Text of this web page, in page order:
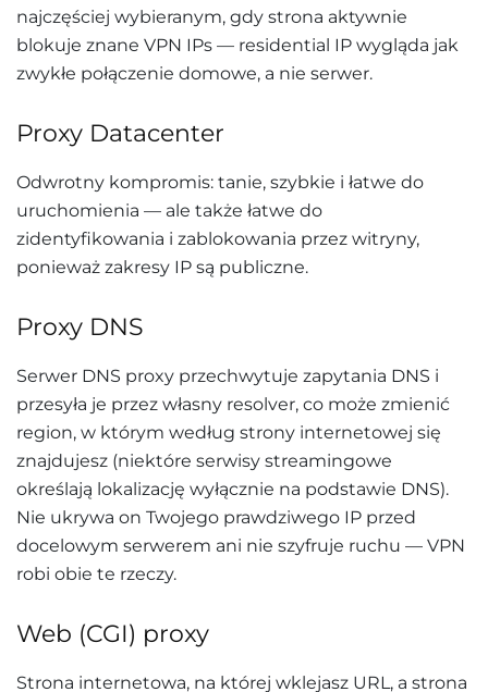
najczęściej wybieranym, gdy strona aktywnie
blokuje znane VPN IPs — residential IP wygląda jak
zwykłe połączenie domowe, a nie serwer.
Proxy Datacenter
Odwrotny kompromis: tanie, szybkie i łatwe do
uruchomienia — ale także łatwe do
zidentyfikowania i zablokowania przez witryny,
ponieważ zakresy IP są publiczne.
Proxy DNS
Serwer DNS proxy przechwytuje zapytania DNS i
przesyła je przez własny resolver, co może zmienić
region, w którym według strony internetowej się
znajdujesz (niektóre serwisy streamingowe
określają lokalizację wyłącznie na podstawie DNS).
Nie ukrywa on Twojego prawdziwego IP przed
docelowym serwerem ani nie szyfruje ruchu — VPN
robi obie te rzeczy.
Web (CGI) proxy
Strona internetowa, na której wklejasz URL, a strona